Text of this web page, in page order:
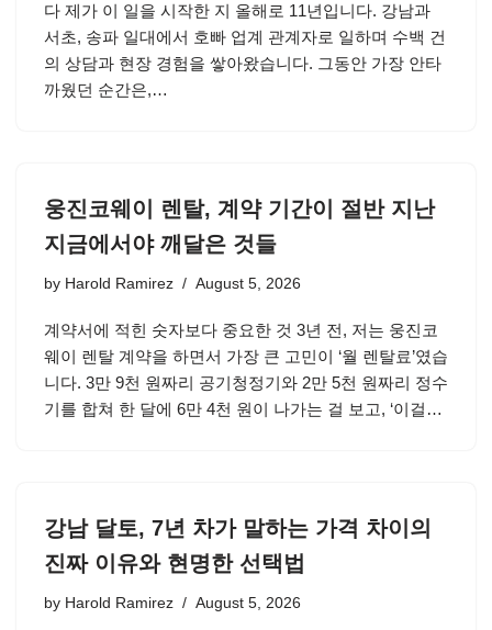
다 제가 이 일을 시작한 지 올해로 11년입니다. 강남과
서초, 송파 일대에서 호빠 업계 관계자로 일하며 수백 건
의 상담과 현장 경험을 쌓아왔습니다. 그동안 가장 안타
까웠던 순간은,…
웅진코웨이 렌탈, 계약 기간이 절반 지난
지금에서야 깨달은 것들
by Harold Ramirez August 5, 2026
계약서에 적힌 숫자보다 중요한 것 3년 전, 저는 웅진코
웨이 렌탈 계약을 하면서 가장 큰 고민이 ‘월 렌탈료’였습
니다. 3만 9천 원짜리 공기청정기와 2만 5천 원짜리 정수
기를 합쳐 한 달에 6만 4천 원이 나가는 걸 보고, ‘이걸…
강남 달토, 7년 차가 말하는 가격 차이의
진짜 이유와 현명한 선택법
by Harold Ramirez August 5, 2026